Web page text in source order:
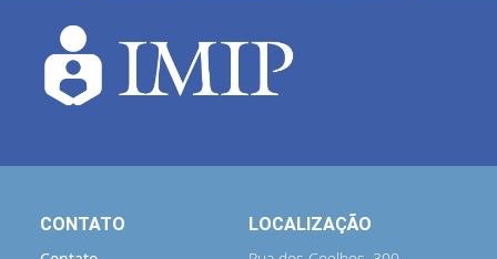
CONTATO
LOCALIZAÇÃO